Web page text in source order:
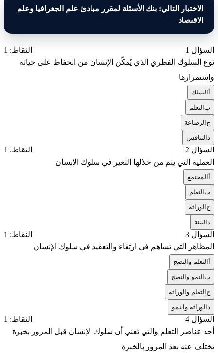
الاختبار التالي: بنك الأسئلة لمقرر مبادئ علم الجغرافيا وعلم
الاقتصاد
السؤال 1
النقاط: 1
نوع السلوك الفطري الذي يُمكّن الإنسان من الحفاظ على حياته
واستمرارها
التملك
بالتعلم
جالرضاعة
التنافس
السؤال 2
النقاط: 1
العملية التي يتم من خلالها التغير في سلوك الإنسان
المجتمع
بالتعلم
جالوراثة
البيئة
السؤال 3
النقاط: 1
المظاهر التي تساهم في ارتقاء والتعقيد في سلوك الإنسان
التعلم والنضج
بالنمو والنضج
جالتعلم والوراثة
الوراثة والنمو
السؤال 4
النقاط: 1
أحد عناصر التعلم والتي تعني أن سلوك الإنسان قبل المرور بخبرة
يختلف عنه بعد المرور بالخبرة